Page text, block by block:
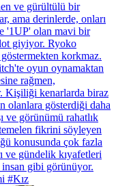
ve gürültülü bir
ama derinlerde, onları
'1UP' olan mavi bir
giyiyor. Ryoko
göstermekten korkmaz.
oyun oynamaktan
rağmen,
Kişiliği kenarlarda biraz
olanlara gösterdiği daha
ve görünümü rahatlık
fikrini söyleyen
konusunda çok fazla
ve gündelik kıyafetleri
gibi görünüyor.
#Kız